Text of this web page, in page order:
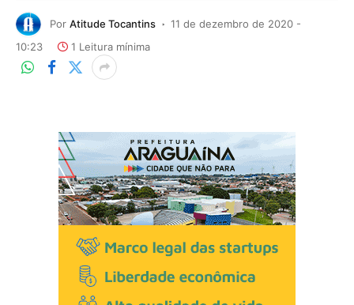
Por Atitude Tocantins
11 de dezembro de 2020 -
10:23
1 Leitura mínima